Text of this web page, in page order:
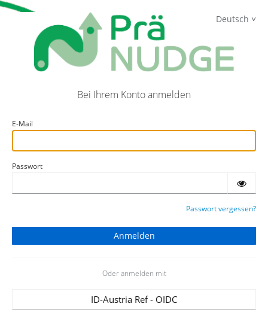
Deutsch
Bei Ihrem Konto anmelden
E-Mail
Passwort
Passwort vergessen?
Oder anmelden mit
ID-Austria Ref - OIDC